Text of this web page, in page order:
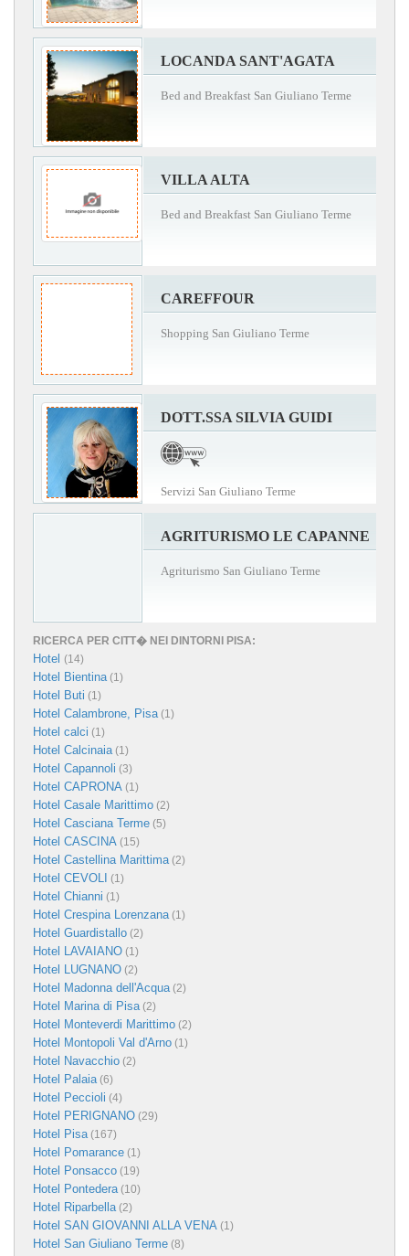
LOCANDA SANT'AGATA
Bed and Breakfast San Giuliano Terme
VILLA ALTA
Bed and Breakfast San Giuliano Terme
CAREFFOUR
Shopping San Giuliano Terme
DOTT.SSA SILVIA GUIDI
Servizi San Giuliano Terme
AGRITURISMO LE CAPANNE
Agriturismo San Giuliano Terme
RICERCA PER CITT� NEI DINTORNI PISA:
Hotel (14)
Hotel Bientina(1)
Hotel Buti (1)
Hotel Calambrone, Pisa(1)
Hotel calci (1)
Hotel Calcinaia(1)
Hotel Capannoli (3)
Hotel CAPRONA (1)
Hotel Casale Marittimo (2)
Hotel Casciana Terme (5)
Hotel CASCINA (15)
Hotel Castellina Marittima(2)
Hotel CEVOLI (1)
Hotel Chianni (1)
Hotel Crespina Lorenzana(1)
Hotel Guardistallo (2)
Hotel LAVAIANO (1)
Hotel LUGNANO (2)
Hotel Madonna dell'Acqua(2)
Hotel Marina di Pisa(2)
Hotel Monteverdi Marittimo (2)
Hotel Montopoli Val d'Arno (1)
Hotel Navacchio (2)
Hotel Palaia(6)
Hotel Peccioli (4)
Hotel PERIGNANO (29)
Hotel Pisa(167)
Hotel Pomarance (1)
Hotel Ponsacco (19)
Hotel Pontedera(10)
Hotel Riparbella(2)
Hotel SAN GIOVANNI ALLA VENA (1)
Hotel San Giuliano Terme (8)